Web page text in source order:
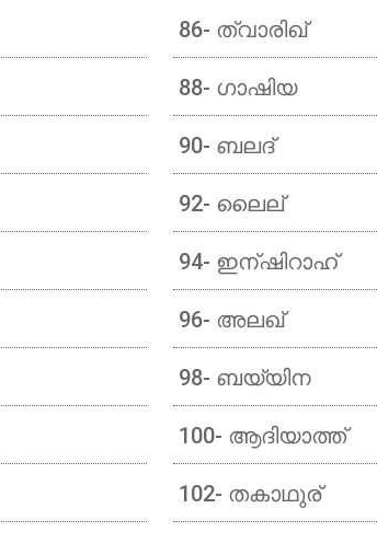
86- ത്വാരിഖ്
88- ഗാഷിയ
90- ബലദ്
92- ലൈല്
94- ഇന്ഷിറാഹ്
96- അലഖ്
98- ബയ്യിന
100- ആദിയാത്ത്
102- തകാഥുര്